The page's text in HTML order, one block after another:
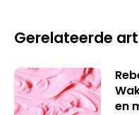
Gerelateerde
en